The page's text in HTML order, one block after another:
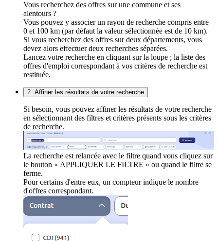
Vous recherchez des offres sur une commune et ses
alentours ?
Vous pouvez y associer un rayon de recherche compris entre
0 et 100 km (par défaut la valeur sélectionnée est de 10 km).
Si vous recherchez des offres sur deux départements, vous
devez alors effectuer deux recherches séparées.
Lancez votre recherche en cliquant sur la loupe ; la liste des
offres d'emploi correspondant à vos critères de recherche est
restituée.
2. Affiner les résultats de votre recherche
Si besoin, vous pouvez affiner les résultats de votre recherche
en sélectionnant des filtres et critères présents sous les critères
de recherche.
La recherche est relancée avec le filtre quand vous cliquez sur
le bouton « APPLIQUER LE FILTRE » ou quand le filtre se
ferme.
Pour certains d'entre eux, un compteur indique le nombre
d'offres correspondant.